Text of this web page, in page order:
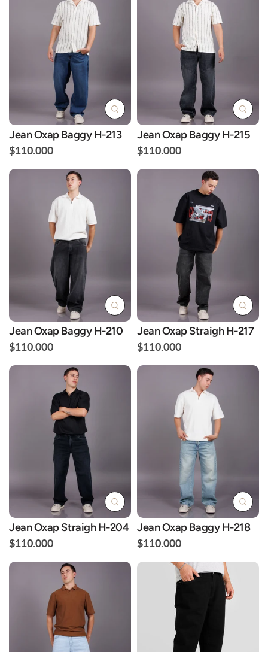
Jean Oxap Baggy H-213
$110.000
Jean Oxap Baggy H-215
$110.000
Jean Oxap Baggy H-210
$110.000
Jean Oxap Straigh H-217
$110.000
Jean Oxap Straigh H-204
$110.000
Jean Oxap Baggy H-218
$110.000